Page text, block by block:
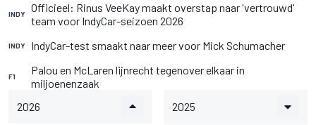
INDY
Officieel: Rinus VeeKay maakt overstap naar 'vertrouwd'
team voor IndyCar-seizoen 2026
INDY IndyCar-test smaakt naar meer voor Mick Schumacher
F1
Palou en McLaren lijnrecht tegenover elkaar in
miljoenenzaak
2026
2025